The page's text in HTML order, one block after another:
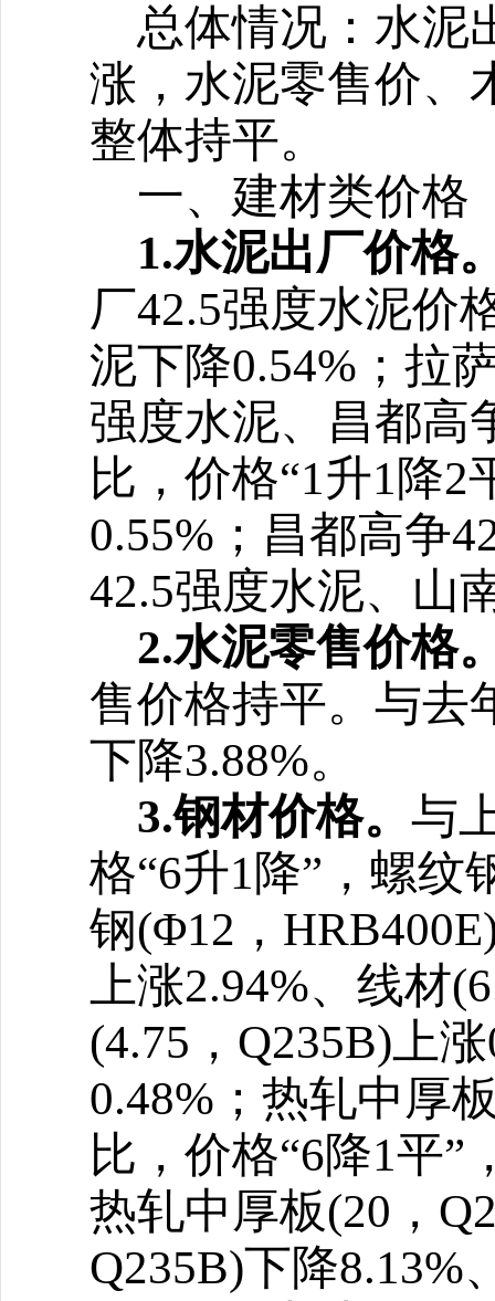
总体情况： 水泥
涨，水泥零售价、
整体持平。
一、建材类价格
1.水泥出厂价格
厂42.5强度水泥价
泥下降0.54%；拉
强度水泥、昌都高
比，价格“1升1降2
0.55%；昌都高争
42.5强度水泥、山
2.水泥零售价格
售价格持平。 与去
下降3.88%。
3.钢材价格。 与
格“6升1降”，螺纹
钢(Φ12，
上涨2.94%、线材
(4.75，Q235B)上
0.48%；热轧中厚
比，价格“6降1平”
热轧中厚板(20，
Q235B)下降8.13%